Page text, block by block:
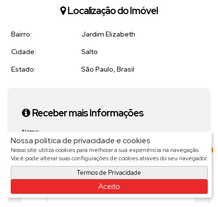
Nossa política de privacidade e cookies
Nosso site utiliza cookies para melhorar a sua experiência na navegação.
Você pode alterar suas configurações de cookies através do seu navegador.
Termos de Privacidade
Aceito
Localização do Imóvel
Bairro:
Jardim Elizabeth
Cidade:
Salto
Estado:
São Paulo, Brasil
Receber mais Informações
Nome:
Email: